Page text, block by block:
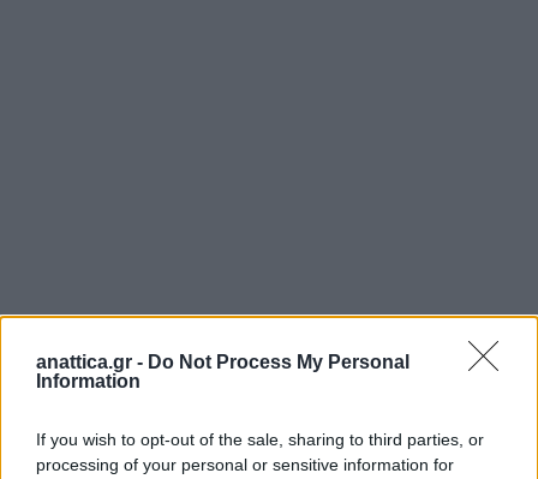
anattica.gr - Do Not Process My Personal
Information
If you wish to opt-out of the sale, sharing to third parties, or
processing of your personal or sensitive information for